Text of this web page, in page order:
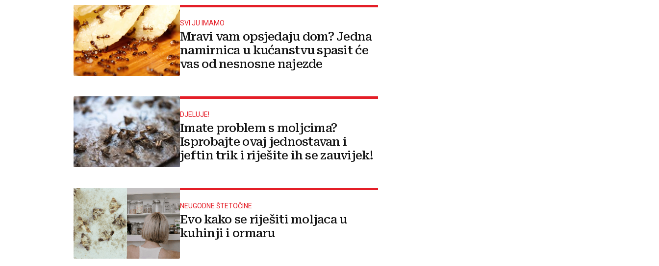
SVI JU IMAMO
Mravi vam opsjedaju dom? Jedna
namirnica u kućanstvu spasit će
vas od nesnosne najezde
DJELUJE!
Imate problem s moljcima?
Isprobajte ovaj jednostavan i
jeftin trik i riješite ih se zauvijek!
NEUGODNE ŠTETOČINE
Evo kako se riješiti moljaca u
kuhinji i ormaru